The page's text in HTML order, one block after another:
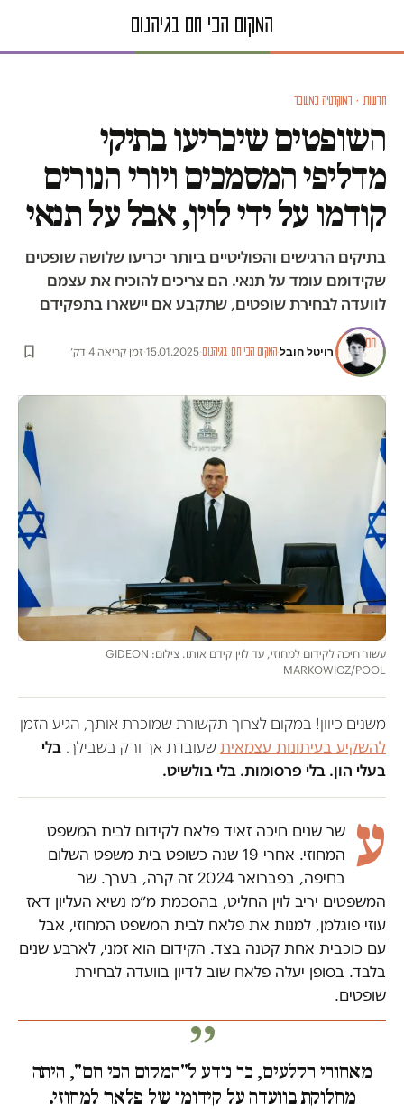
חדשות · דמוקרטיה במשבר
השופטים שיכריעו בתיקי
מדליפי המסמכים ויורי הנורים
קודמו על ידי לוין, אבל על תנאי
בתיקים הרגישים והפוליטיים ביותר יכריעו שלושה שופטים
שקידומם עומד על תנאי. הם צריכים להוכיח את עצמם
לוועדה לבחירת שופטים, שתקבע אם יישארו בתפקידם
רויטל חובל·המקום הכי חם בגיהנום·
15.01.2025
·זמן קריאה 4 דק׳
עשור חיכה לקידום למחוזי, עד לוין קידם אותו. צילום: GIDEON
MARKOWICZ/POOL
משנים כיוון! במקום לצרוך תקשורת שמוכרת אותך, הגיע הזמן
להשקיע בעיתונות עצמאיתשעובדת אך ורק בשבילך. בלי
בעלי הון. בלי פרסומות. בלי בולשיט.
ע שר שנים חיכה זאיד פלאח לקידום לבית המשפט
המחוזי. אחרי 19 שנה כשופט בית משפט השלום
בחיפה, בפברואר 2024 זה קרה, בערך. שר
המשפטים יריב לוין החליט, בהסכמת מ״מ נשיא העליון דאז
עוזי פוגלמן, למנות את פלאח לבית המשפט המחוזי, אבל
עם כוכבית אחת קטנה בצד. הקידום הוא זמני, לארבע שנים
בלבד. בסופן יעלה פלאח שוב לדיון בוועדה לבחירת
שופטים.
מאחורי הקלעים, כך נודע ל"המקום הכי חם", היתה
מחלוקת בוועדה על קידומו של פלאח למחוזי.